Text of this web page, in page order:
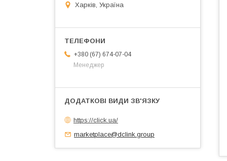
Харків, Україна
+380 (67) 674-07-04
Менеджер
https://click.ua/
marketplace@dclink.group